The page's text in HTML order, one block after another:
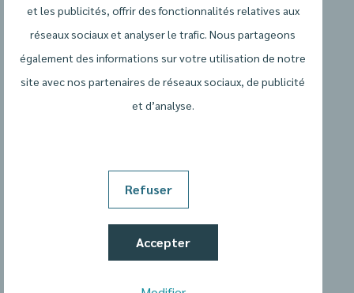
Politique de protection de la vie privée
Déclaration relative aux cookies
Cookievoorkeuren wijzigen
et les publicités, offrir des fonctionnalités relatives aux
réseaux sociaux et analyser le trafic. Nous partageons
également des informations sur votre utilisation de notre
site avec nos partenaires de réseaux sociaux, de publicité
et d’analyse.
Refuser
Accepter